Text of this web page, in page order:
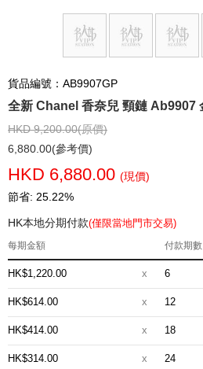
貨品編號：AB9907GP
全新 Chanel 香奈兒 頸鏈 Ab9907
HKD 9,200.00(原價)
6,880.00(參考價)
HKD 6,880.00 (現價)
節省: 25.22%
HK本地分期付款(僅限當地門市交易)
每期金額 付款期數
HK$1,220.00 x 6
HK$614.00 x 12
HK$414.00 x 18
HK$314.00 x 24